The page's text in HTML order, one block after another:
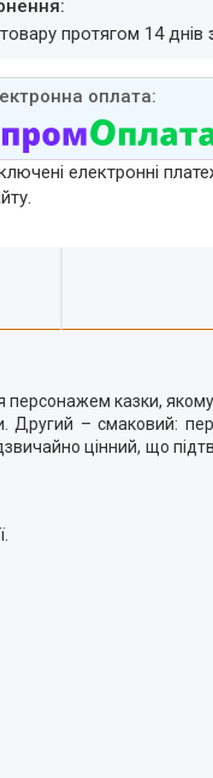
протягом 14 днів
електронні
казки,
Другий – смаковий:
цінний, що